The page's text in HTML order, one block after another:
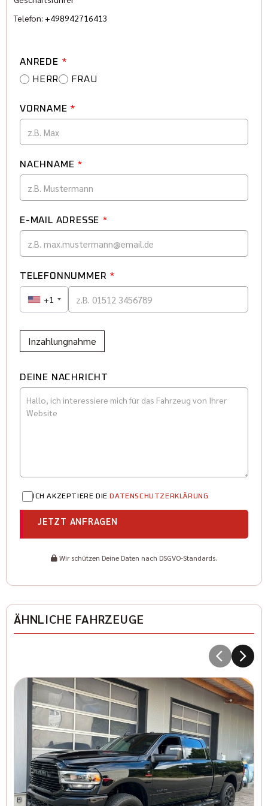
Telefon: +498942716413
ANREDE *
HERR
FRAU
VORNAME *
NACHNAME *
E-MAIL ADRESSE *
TELEFONNUMMER *
+1
Inzahlungnahme
DEINE NACHRICHT
ICH AKZEPTIERE DIE DATENSCHUTZERKLÄRUNG
JETZT ANFRAGEN
Wir schützen Deine Daten nach DSGVO-Standards.
ÄHNLICHE FAHRZEUGE